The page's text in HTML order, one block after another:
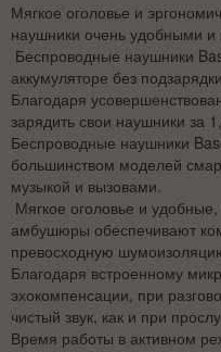
Мягкое оголовье и
наушники очень удобными
Беспроводные наушники
аккумуляторе без
Благодаря
зарядить свои наушники за
Беспроводные наушники
большинством моделей
музыкой и вызовами.
Мягкое оголовье и
амбушюры обеспечивают
превосходную
Благодаря встроенному
эхокомпенсации, при
чистый звук, как и при
Время работы в активном